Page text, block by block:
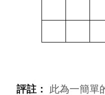
評註：
此為一簡單